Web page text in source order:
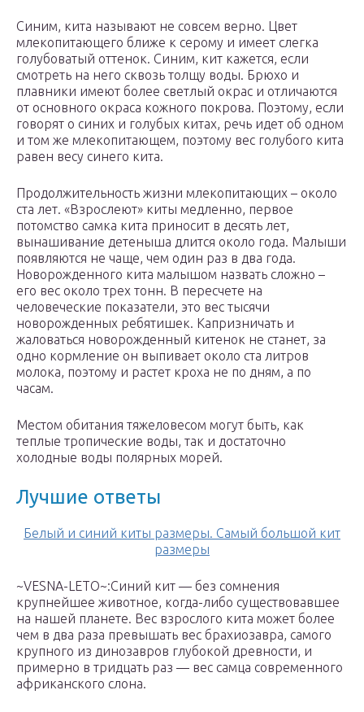
Синим, кита называют не совсем верно. Цвет
млекопитающего ближе к серому и имеет слегка
голубоватый оттенок. Синим, кит кажется, если
смотреть на него сквозь толщу воды. Брюхо и
плавники имеют более светлый окрас и отличаются
от основного окраса кожного покрова. Поэтому, если
говорят о синих и голубых китах, речь идет об одном
и том же млекопитающем, поэтому вес голубого кита
равен весу синего кита.
Продолжительность жизни млекопитающих – около
ста лет. «Взрослеют» киты медленно, первое
потомство самка кита приносит в десять лет,
вынашивание детеныша длится около года. Малыши
появляются не чаще, чем один раз в два года.
Новорожденного кита малышом назвать сложно –
его вес около трех тонн. В пересчете на
человеческие показатели, это вес тысячи
новорожденных ребятишек. Капризничать и
жаловаться новорожденный китенок не станет, за
одно кормление он выпивает около ста литров
молока, поэтому и растет кроха не по дням, а по
часам.
Местом обитания тяжеловесом могут быть, как
теплые тропические воды, так и достаточно
холодные воды полярных морей.
Лучшие ответы
Белый и синий киты размеры. Самый большой кит
размеры
~VESNA-LETO~:Синий кит — без сомнения
крупнейшее животное, когда-либо существовавшее
на нашей планете. Вес взрослого кита может более
чем в два раза превышать вес брахиозавра, самого
крупного из динозавров глубокой древности, и
примерно в тридцать раз — вес самца современного
африканского слона.